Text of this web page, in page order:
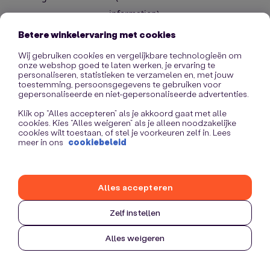
information).
Betere winkelervaring met cookies
Wij gebruiken cookies en vergelijkbare technologieën om
onze webshop goed te laten werken, je ervaring te
personaliseren, statistieken te verzamelen en, met jouw
toestemming, persoonsgegevens te gebruiken voor
gepersonaliseerde en niet-gepersonaliseerde advertenties.
Klik op “Alles accepteren” als je akkoord gaat met alle
cookies. Kies “Alles weigeren” als je alleen noodzakelijke
cookies wilt toestaan, of stel je voorkeuren zelf in. Lees
meer in ons cookiebeleid
Zelf instellen
Alles weigeren
Alles accepteren